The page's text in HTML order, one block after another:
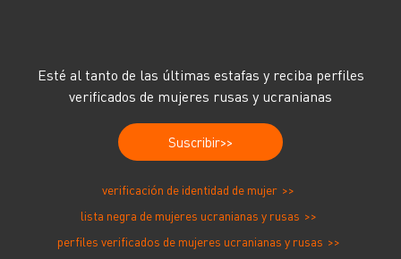
Esté al tanto de las últimas estafas y reciba perfiles
verificados de mujeres rusas y ucranianas
Suscribir
verificación de identidad de mujer
lista negra de mujeres ucranianas y rusas
perfiles verificados de mujeres ucranianas y rusas